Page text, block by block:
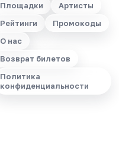
Площадки
Артисты
Рейтинги
Промокоды
О нас
Возврат билетов
Политика
конфиденциальности